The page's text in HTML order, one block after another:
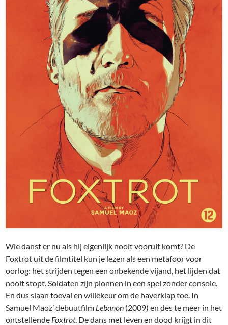
Wie danst er nu als hij eigenlijk nooit vooruit komt? De
Foxtrot uit de filmtitel kun je lezen als een metafoor voor
oorlog: het strijden tegen een onbekende vijand, het lijden dat
nooit stopt. Soldaten zijn pionnen in een spel zonder console.
En dus slaan toeval en willekeur om de haverklap toe. In
Samuel Maoz’ debuutfilm Lebanon (2009) en des te meer in het
ontstellende Foxtrot. De dans met leven en dood krijgt in dit